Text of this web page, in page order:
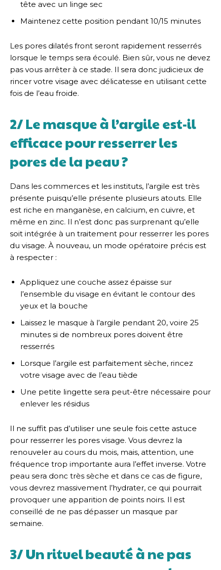
tête avec un linge sec
Maintenez cette position pendant 10/15 minutes
Les pores dilatés front seront rapidement resserrés
lorsque le temps sera écoulé. Bien sûr, vous ne devez
pas vous arrêter à ce stade. Il sera donc judicieux de
rincer votre visage avec délicatesse en utilisant cette
fois de l’eau froide.
2/ Le masque à l’argile est-il
efficace pour resserrer les
pores de la peau ?
Dans les commerces et les instituts, l’argile est très
présente puisqu’elle présente plusieurs atouts. Elle
est riche en manganèse, en calcium, en cuivre, et
même en zinc. Il n’est donc pas surprenant qu’elle
soit intégrée à un traitement pour resserrer les pores
du visage. À nouveau, un mode opératoire précis est
à respecter :
Appliquez une couche assez épaisse sur
l’ensemble du visage en évitant le contour des
yeux et la bouche
Laissez le masque à l’argile pendant 20, voire 25
minutes si de nombreux pores doivent être
resserrés
Lorsque l’argile est parfaitement sèche, rincez
votre visage avec de l’eau tiède
Une petite lingette sera peut-être nécessaire pour
enlever les résidus
Il ne suffit pas d’utiliser une seule fois cette astuce
pour resserrer les pores visage. Vous devrez la
renouveler au cours du mois, mais, attention, une
fréquence trop importante aura l’effet inverse. Votre
peau sera donc très sèche et dans ce cas de figure,
vous devrez massivement l’hydrater, ce qui pourrait
provoquer une apparition de points noirs. Il est
conseillé de ne pas dépasser un masque par
semaine.
3/ Un rituel beauté à ne pas